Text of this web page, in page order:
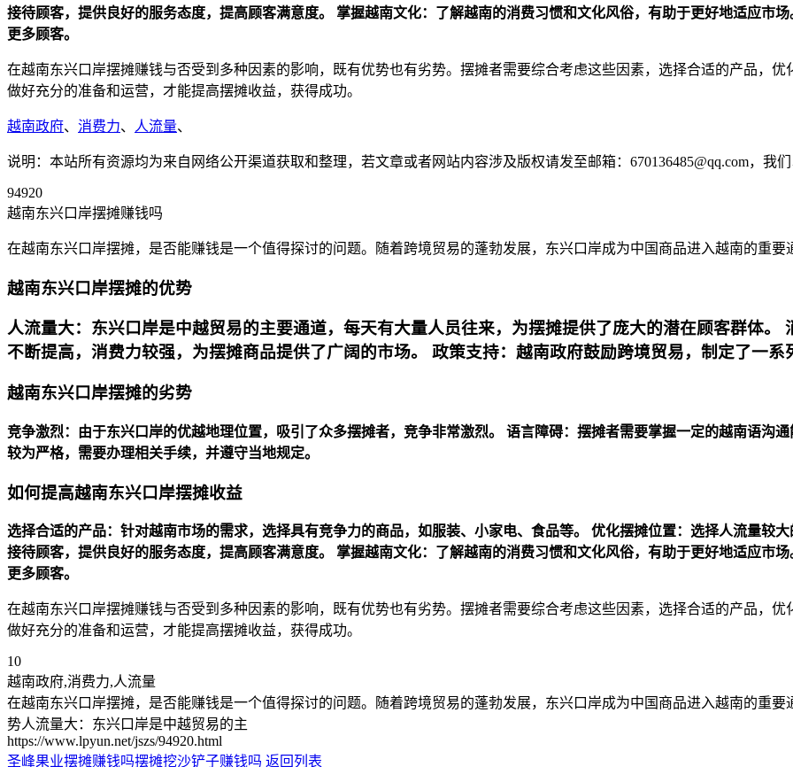
接待顾客，提供良好的服务态度，提高顾客满意度。
掌握越南文化：了解越南的消费习惯和文化风俗，有助于更好地适应市场
更多顾客。
在越南东兴口岸摆摊赚钱与否受到多种因素的影响，既有优势也有劣势。摆摊者需要综合考虑这些因素，选择合适的产品，
做好充分的准备和运营，才能提高摆摊收益，获得成功。
越南政府、 消费力、 人流量、
说明：本站所有资源均为来自网络公开渠道获取和整理，若文章或者网站内容涉及版权请发至邮箱：670136485@qq.com，我
94920
越南东兴口岸摆摊赚钱吗
在越南东兴口岸摆摊，是否能赚钱是一个值得探讨的问题。随着跨境贸易的蓬勃发展，东兴口岸成为中国商品进入越南的重
越南东兴口岸摆摊的优势
人流量大：东兴口岸是中越贸易的主要通道，每天有大量人员往来，为摆摊提供了庞大的潜在顾客群体。
不断提高，消费力较强，为摆摊商品提供了广阔的市场。
政策支持：越南政府鼓励跨境贸易，制定了一
越南东兴口岸摆摊的劣势
竞争激烈：由于东兴口岸的优越地理位置，吸引了众多摆摊者，竞争非常激烈。
语言障碍：摆摊者需要掌握一定的越南语沟
较为严格，需要办理相关手续，并遵守当地规定。
如何提高越南东兴口岸摆摊收益
选择合适的产品：针对越南市场的需求，选择具有竞争力的商品，如服装、小家电、食品等。
优化摆摊位置：选择人流量较
接待顾客，提供良好的服务态度，提高顾客满意度。
掌握越南文化：了解越南的消费习惯和文化风俗，有助于更好地适应市场
更多顾客。
在越南东兴口岸摆摊赚钱与否受到多种因素的影响，既有优势也有劣势。摆摊者需要综合考虑这些因素，选择合适的产品，
做好充分的准备和运营，才能提高摆摊收益，获得成功。
10
越南政府,消费力,人流量
在越南东兴口岸摆摊，是否能赚钱是一个值得探讨的问题。随着跨境贸易的蓬勃发展，东兴口岸成为中国商品进入越南的重
势人流量大：东兴口岸是中越贸易的主
https://www.lpyun.net/jszs/94920.html
圣峰果业摆摊赚钱吗摆摊挖沙铲子赚钱吗 返回列表